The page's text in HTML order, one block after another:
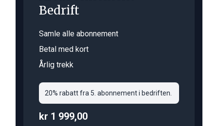
Bedrift
Samle alle abonnement
Betal med kort
Årlig trekk
20% rabatt fra 5. abonnement i bedriften.
kr 1 999,00